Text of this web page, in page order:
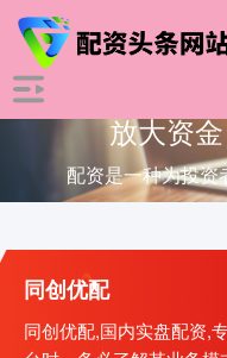
放大资
配资是一种为投资
同创优配
同创优配,国内实盘配资,